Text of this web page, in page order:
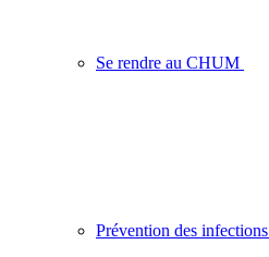
Se rendre au CHUM
Prévention des infections